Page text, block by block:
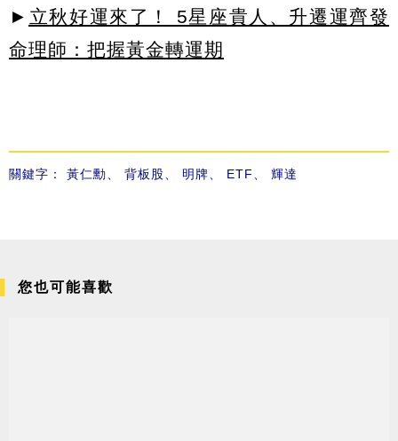
► 立秋好運來了！ 5星座貴人、升遷運齊發
命理師：把握黃金轉運期
關鍵字： 黃仁勳 背板股 明牌 ETF 輝達
您也可能喜歡